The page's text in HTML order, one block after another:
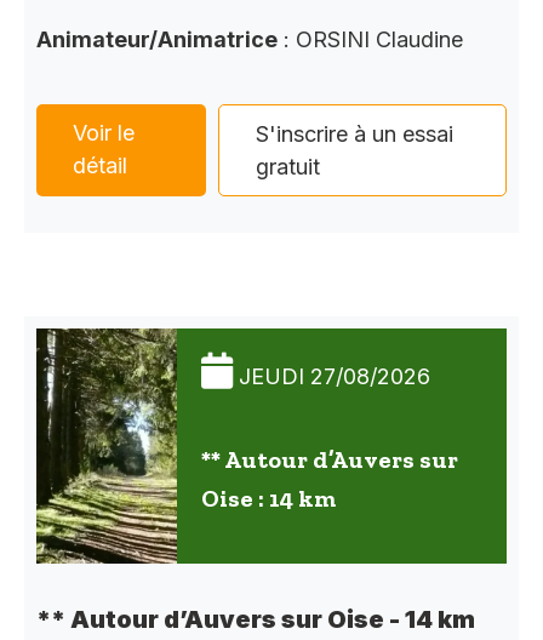
Animateur/Animatrice : ORSINI Claudine
Voir le
détail
S'inscrire à un essai
gratuit
JEUDI 27/08/2026
** Autour d’Auvers sur
Oise : 14 km
** Autour d’Auvers sur Oise - 14 km